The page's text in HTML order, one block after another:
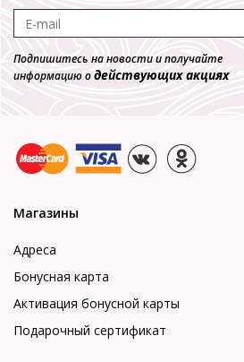
Подпишитесь на новости и получайте
информацию одействующих акциях
Магазины
Адреса
Бонусная карта
Активация бонусной карты
Подарочный сертификат